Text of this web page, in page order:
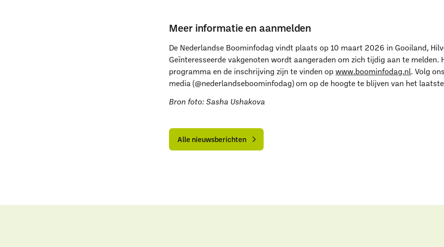
Uitgelichte pagina’s
Alle downloads Alle thema's Vind een VHG-groenprofessional
Meer informatie en aanmelden
De Nederlandse Boominfodag vindt plaats op 10 maart 2026 in Gooiland,
Geïnteresseerde vakgenoten wordt aangeraden om zich tijdig aan te melden.
programma en de inschrijving zijn te vinden opwww.boominfodag.nl. Volg
media (@nederlandseboominfodag) om op de hoogte te blijven van het
Bron foto: Sasha Ushakova
nieuwsberichten
nieuwsberichten
Alle nieuwsberichten